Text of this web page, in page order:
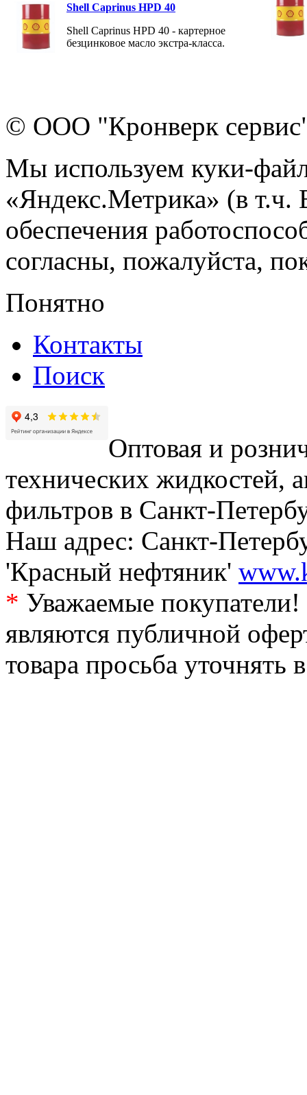
Shell Caprinus HPD 40
Shell Caprinus HPD 40 - картерное
безцинковое масло экстра-класса.
© ООО "Кронверк
Мы используем куки-
«Яндекс.Метрика» (в т.ч.
обеспечения
согласны, пожалуйста,
Понятно
Контакты
Поиск
Оптовая и
технических жидкостей,
фильтров в Санкт-
Наш адрес: Санкт-
'Красный нефтяник'
* Уважаемые
являются публичной
товара просьба уточнять